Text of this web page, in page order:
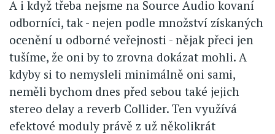
A i když třeba nejsme na Source Audio kovaní
odborníci, tak - nejen podle množství získaných
ocenění u odborné veřejnosti - nějak přeci jen
tušíme, že oni by to zrovna dokázat mohli. A
kdyby si to nemysleli minimálně oni sami,
neměli bychom dnes před sebou také jejich
stereo delay a reverb Collider. Ten využívá
efektové moduly právě z už několikrát